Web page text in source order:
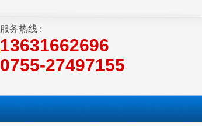
服务热线 :
13631662696
0755-27497155